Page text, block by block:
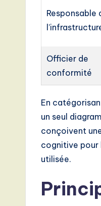
Responsable
Officier de
conformité
En
un seul
conçoivent
cognitive pour
utilisée.